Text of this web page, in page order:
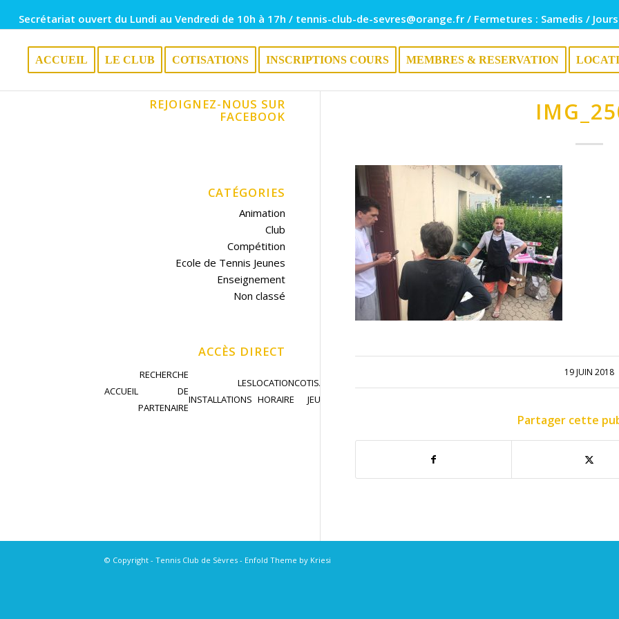
Secrétariat ouvert du Lundi au Vendredi de 10h à 17h / tennis-club-de-sevres@orange.fr / Fermetures : Samedis /
ACCUEIL LE CLUB COTISATIONS INSCRIPTIONS COURS MEMBRES & RESERVATION
19 JUIN 2018
Partager cette
REJOIGNEZ-NOUS SUR
FACEBOOK
CATÉGORIES
Animation
Club
Compétition
Ecole de Tennis Jeunes
Enseignement
Non classé
ACCÈS DIRECT
ACCUEIL
RECHERCHE
DE
PARTENAIRE
LES
INSTALLATIONS
LOCATION
HORAIRE
COTISATION
JEU LIBRE
CONTACT
© Copyright - Tennis Club de Sèvres - Enfold Theme by Kriesi